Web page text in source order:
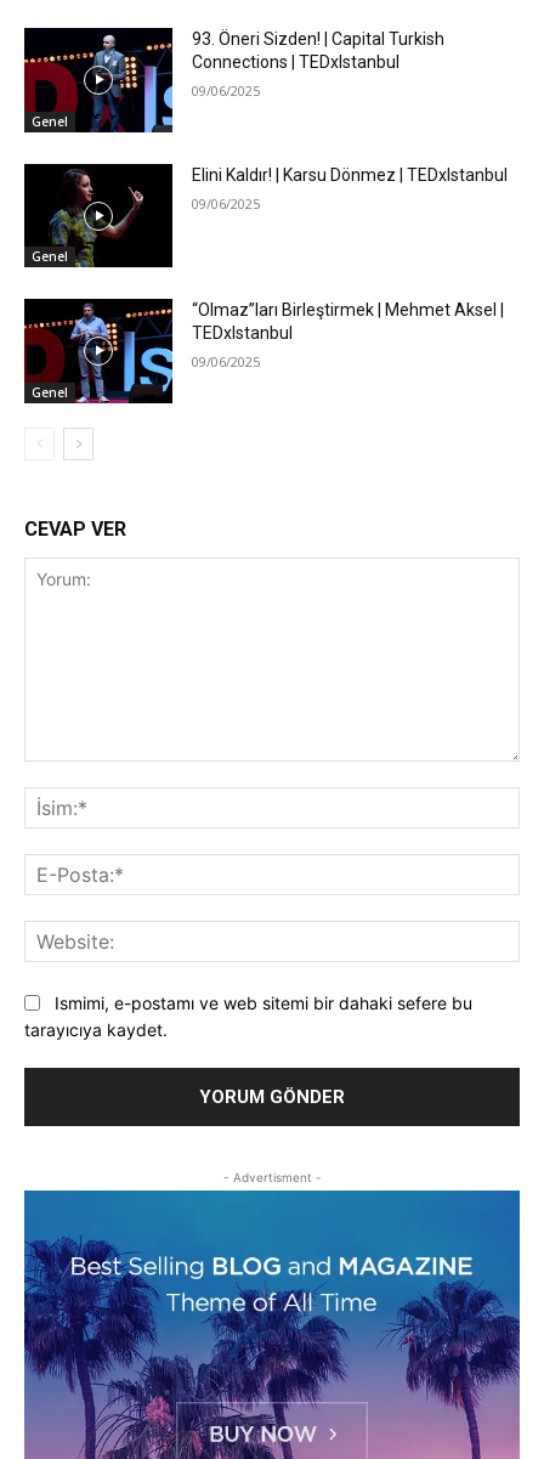
Genel
93. Öneri Sizden! | Capital Turkish
Connections | TEDxIstanbul
09/06/2025
Genel
Elini Kaldır! | Karsu Dönmez | TEDxIstanbul
09/06/2025
Genel
“Olmaz”ları Birleştirmek | Mehmet Aksel |
TEDxIstanbul
09/06/2025
CEVAP VER
Ismimi, e-postamı ve web sitemi bir dahaki sefere bu
tarayıcıya kaydet.
- Advertisment -